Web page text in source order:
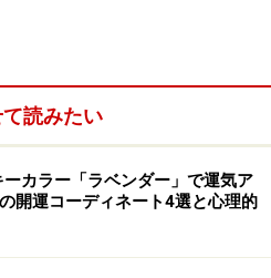
読みたい
カラー「ラベンダー」で運気ア
開運コーディネート4選と心理的